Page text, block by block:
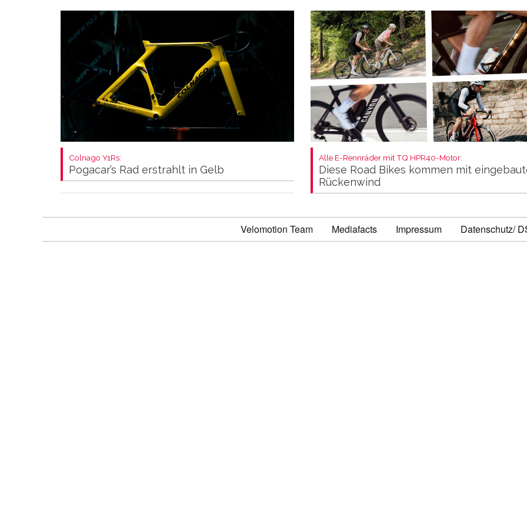
Colnago Y1Rs:
Pogacar’s Rad erstrahlt in Gelb
Alle E-Rennräder mit TQ HPR40-Motor:
Diese Road Bikes kommen mit
Rückenwind
Velomotion Team Mediafacts Impressum Datenschutz/